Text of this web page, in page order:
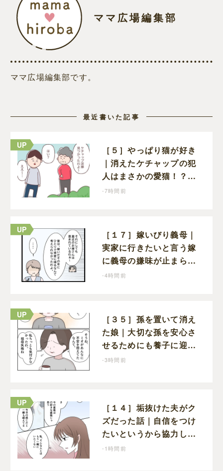
ママ広場編集部
ママ広場編集部です。
最近書いた記事
［５］やっぱり猫が好き
｜消えたケチャップの犯
人はまさかの愛猫！？茂
みで夢中になってなめる
-7時間前
［１７］嫁いびり義母｜
実家に行きたいと言う嫁
に義母の嫌味が止まらな
い。気遣ってくれるのは
-4時間前
［３５］孫を置いて消え
た娘｜大切な孫を安心さ
せるためにも養子に迎え
ることを決心する
-3時間前
［１４］垢抜けた夫がク
ズだった話｜自信をつけ
たいというから協力した
のに、浮気という形で裏
-1時間前